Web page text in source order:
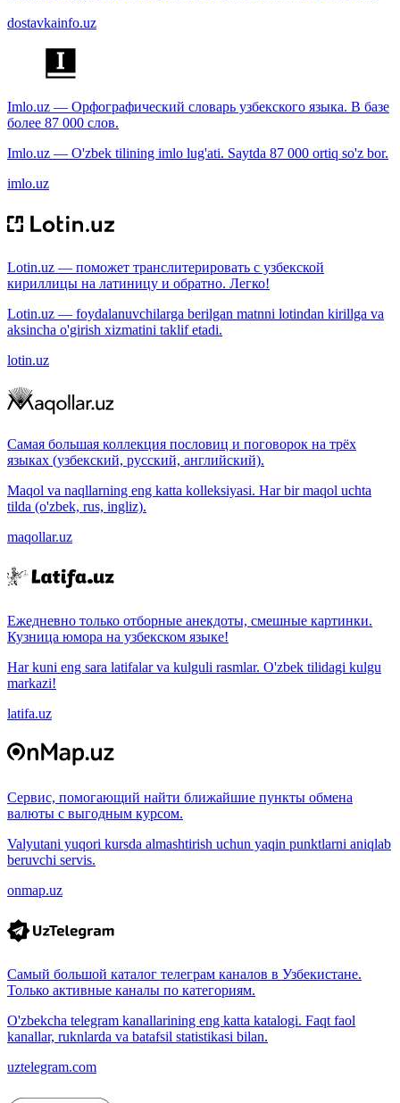
dostavkainfo.uz
Imlo.uz — Орфографический словарь узбекского языка. В базе
более 87 000 слов.
Imlo.uz — O'zbek tilining imlo lug'ati. Saytda 87 000 ortiq so'z bor.
imlo.uz
Lotin.uz — поможет транслитерировать с узбекской
кириллицы на латиницу и обратно. Легко!
Lotin.uz — foydalanuvchilarga berilgan matnni lotindan kirillga va
aksincha o'girish xizmatini taklif etadi.
lotin.uz
Самая большая коллекция пословиц и поговорок на трёх
языках (узбекский, русский, английский).
Maqol va naqllarning eng katta kolleksiyasi. Har bir maqol uchta
tilda (o'zbek, rus, ingliz).
maqollar.uz
Ежедневно только отборные анекдоты, смешные картинки.
Кузница юмора на узбекском языке!
Har kuni eng sara latifalar va kulguli rasmlar. O'zbek tilidagi kulgu
markazi!
latifa.uz
Сервис, помогающий найти ближайшие пункты обмена
валюты с выгодным курсом.
Valyutani yuqori kursda almashtirish uchun yaqin punktlarni aniqlab
beruvchi servis.
onmap.uz
Самый большой каталог телеграм каналов в Узбекистане.
Только активные каналы по категориям.
O'zbekcha telegram kanallarining eng katta katalogi. Faqt faol
kanallar, ruknlarda va batafsil statistikasi bilan.
uztelegram.com